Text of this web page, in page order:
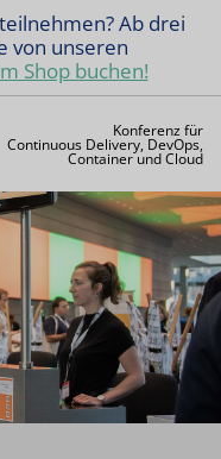
Ab drei
von unseren
Shop buchen!
Konferenz für
Continuous Delivery, DevOps,
Container und Cloud